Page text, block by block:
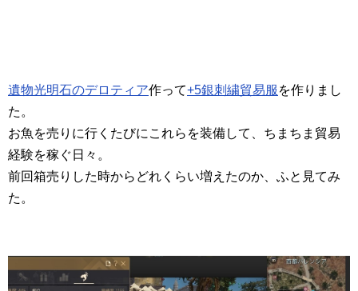
遺物光明石のデロティア作って+5銀刺繍貿易服 を作りまし
た。
お魚を売りに行くたびにこれらを装備して、ちまちま貿易
経験を稼ぐ日々。
前回箱売りした時からどれくらい増えたのか、ふと見てみ
た。